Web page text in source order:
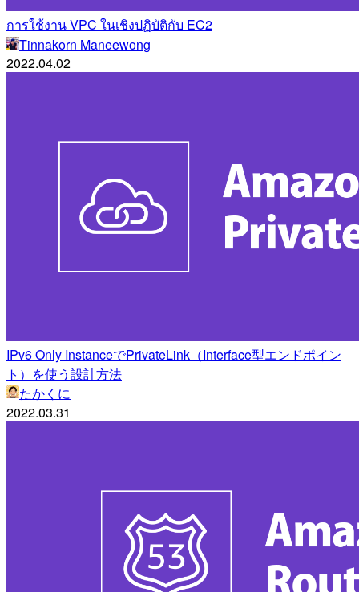
การใช้งาน VPC ในเชิงปฏิบัติกับ EC2
Tinnakorn Maneewong
2022.04.02
IPv6 Only InstanceでPrivateLink（Interface型エンドポイン
ト）を使う設計方法
たかくに
2022.03.31